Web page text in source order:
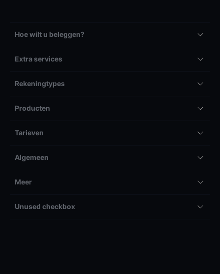
Hoe wilt u beleggen?
Extra services
Rekeningtypes
Producten
Tarieven
Algemeen
Meer
Unused checkbox